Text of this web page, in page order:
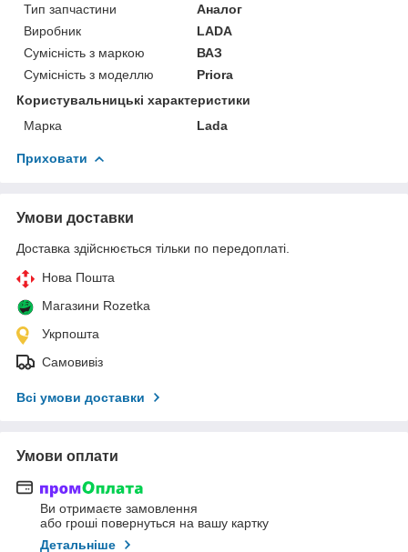
Тип запчастини
Аналог
Виробник
LADA
Сумісність з маркою
ВАЗ
Сумісність з моделлю
Priora
Користувальницькі характеристики
Марка
Lada
Приховати
Умови доставки
Доставка здійснюється тільки по передоплаті.
Нова Пошта
Магазини Rozetka
Укрпошта
Самовивіз
Всі умови доставки
Умови оплати
Ви отримаєте замовлення
або гроші повернуться на вашу картку
Детальніше